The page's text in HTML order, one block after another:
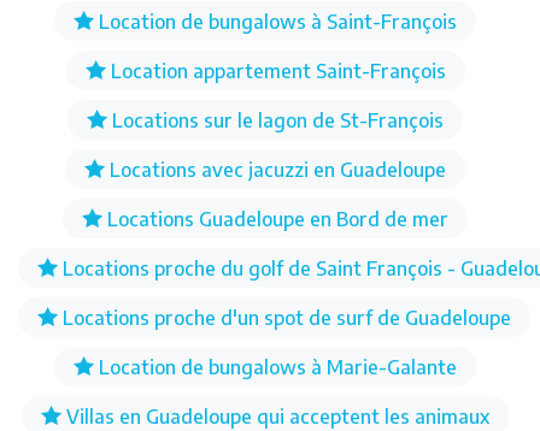
Location de bungalows à Saint-François
Location appartement Saint-François
Locations sur le lagon de St-François
Locations avec jacuzzi en Guadeloupe
Locations Guadeloupe en Bord de mer
Locations proche du golf de Saint François -
Locations proche d'un spot de surf de Guadeloupe
Location de bungalows à Marie-Galante
Villas en Guadeloupe qui acceptent les animaux